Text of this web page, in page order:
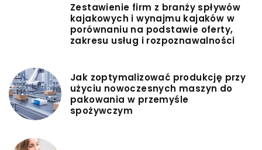
Zestawienie firm z branży spływów
kajakowych i wynajmu kajaków w
porównaniu na podstawie oferty,
zakresu usług i rozpoznawalności
Jak zoptymalizować produkcję przy
użyciu nowoczesnych maszyn do
pakowania w przemyśle
spożywczym